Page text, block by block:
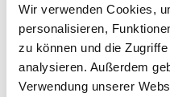
Wir verwenden Cookies,
personalisieren,
zu können und die
analysieren. Außerdem
Verwendung unserer
gemeinsamen Gebrauch
Stabdübels zulässig,
technische Daten
Systemkomponenten